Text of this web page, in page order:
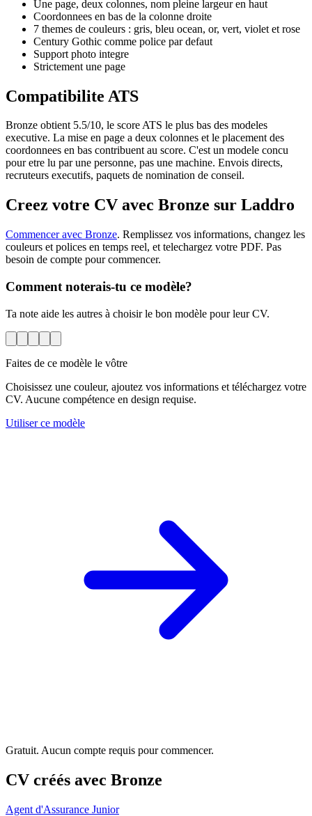
Une page, deux colonnes, nom pleine largeur en haut
Coordonnees en bas de la colonne droite
7 themes de couleurs : gris, bleu ocean, or, vert, violet et rose
Century Gothic comme police par defaut
Support photo integre
Strictement une page
Compatibilite ATS
Bronze obtient 5.5/10, le score ATS le plus bas des modeles
executive. La mise en page a deux colonnes et le placement des
coordonnees en bas contribuent au score. C'est un modele concu
pour etre lu par une personne, pas une machine. Envois directs,
recruteurs executifs, paquets de nomination de conseil.
Creez votre CV avec Bronze sur Laddro
Commencer avec Bronze. Remplissez vos informations, changez les
couleurs et polices en temps reel, et telechargez votre PDF. Pas
besoin de compte pour commencer.
Comment noterais-tu ce modèle?
Ta note aide les autres à choisir le bon modèle pour leur CV.
Faites de ce modèle le vôtre
Choisissez une couleur, ajoutez vos informations et téléchargez votre
CV. Aucune compétence en design requise.
Utiliser ce modèle
Gratuit. Aucun compte requis pour commencer.
CV créés avec Bronze
Agent d'Assurance Junior